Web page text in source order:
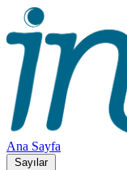
Ana Sayfa
Sayılar